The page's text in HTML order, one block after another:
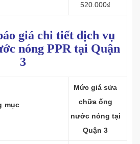
520.000₫
giá chi tiết dịch vụ
nóng PPR tại Quận
3
mục
Mức giá sửa
chữa ống
nước nóng tại
Quận 3